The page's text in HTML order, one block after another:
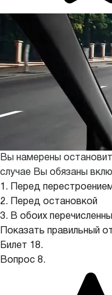
Вы намерены
случае Вы обязаны
1. Перед перестроением
2. Перед остановкой
3. В обоих
Показать правильный
Билет 18.
Вопрос 8.